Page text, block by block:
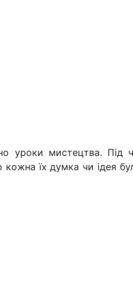
уроки мистецтва. Під
кожна їх думка чи ідея